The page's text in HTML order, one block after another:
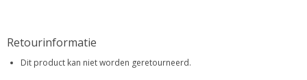
Retourinformatie
Dit product kan niet worden geretourneerd.